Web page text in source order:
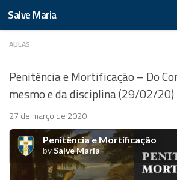
Salve Maria
AULAS
Penitência e Mortificação – Do
mesmo e da disciplina (29/02/20)
27 de março de 2020